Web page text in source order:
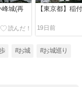
峰城(再
【東京都】稲
19日前
#お城 #お城巡り